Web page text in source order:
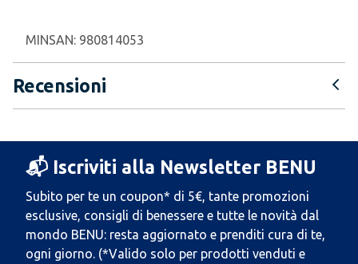
MINSAN: 980814053
Recensioni
📬 Iscriviti alla Newsletter BENU
Subito per te un coupon* di 5€, tante promozioni
esclusive, consigli di benessere e tutte le novità dal
mondo BENU: resta aggiornato e prenditi cura di te,
ogni giorno. (*Valido solo per prodotti venduti e